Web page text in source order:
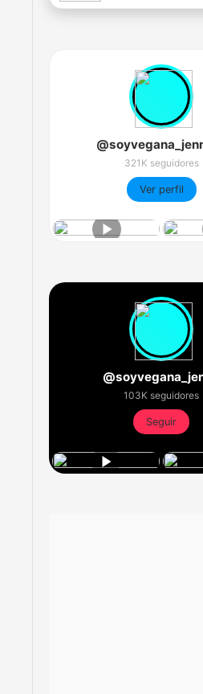
321K seguidores
Ver perfil
103K seguidores
Seguir